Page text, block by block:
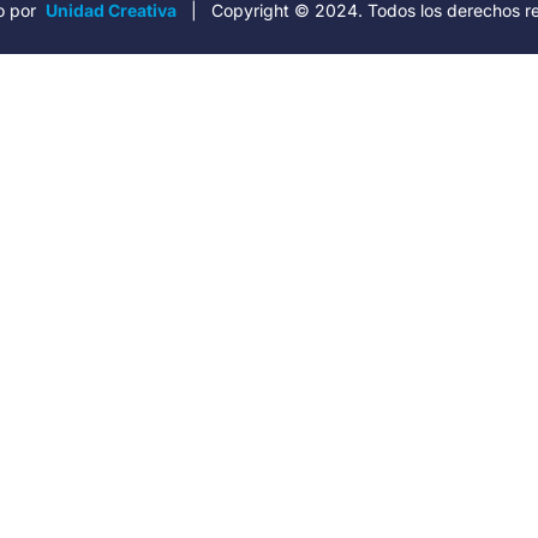
por Unidad Creativa | Copyright © 2024. Todos los derechos